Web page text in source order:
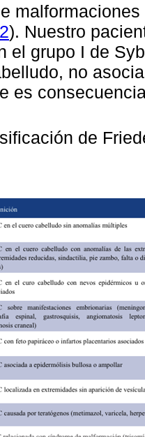
2). Nuestro
el grupo I de
no
es
de